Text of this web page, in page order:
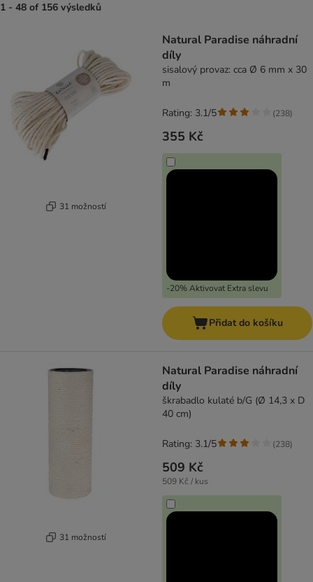
1 - 48 of 156 výsledků
31 možností
Natural Paradise náhradní
díly
sisalový provaz: cca Ø 6 mm x 30
m
355 Kč
-20% Aktivovat Extra slevu
Rating: 3.1/5 (238)
Přidat do košíku
31 možností
Natural Paradise náhradní
díly
škrabadlo kulaté b/G (Ø 14,3 x D
40 cm)
509 Kč
509 Kč / kus
Rating: 3.1/5 (238)